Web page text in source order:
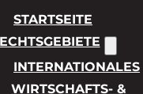
STARTSEITE
INTERNATIONALES
WIRTSCHAFTS- &